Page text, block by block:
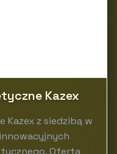
Kazex
z siedzibą w
Oferta